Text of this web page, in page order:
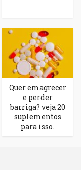
Quer emagrecer
e perder
barriga? veja 20
suplementos
para isso.